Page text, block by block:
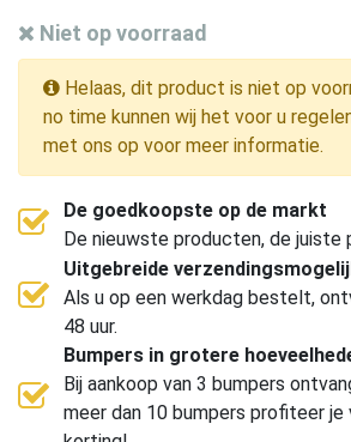
Niet op voorraad
Helaas, dit product is niet op
no time kunnen wij het voor u
met ons op voor meer informatie.
De goedkoopste op de markt
De nieuwste producten, de juiste
Uitgebreide
Als u op een werkdag bestelt,
48 uur.
Bumpers in grotere
Bij aankoop van 3 bumpers
meer dan 10 bumpers profiteer je